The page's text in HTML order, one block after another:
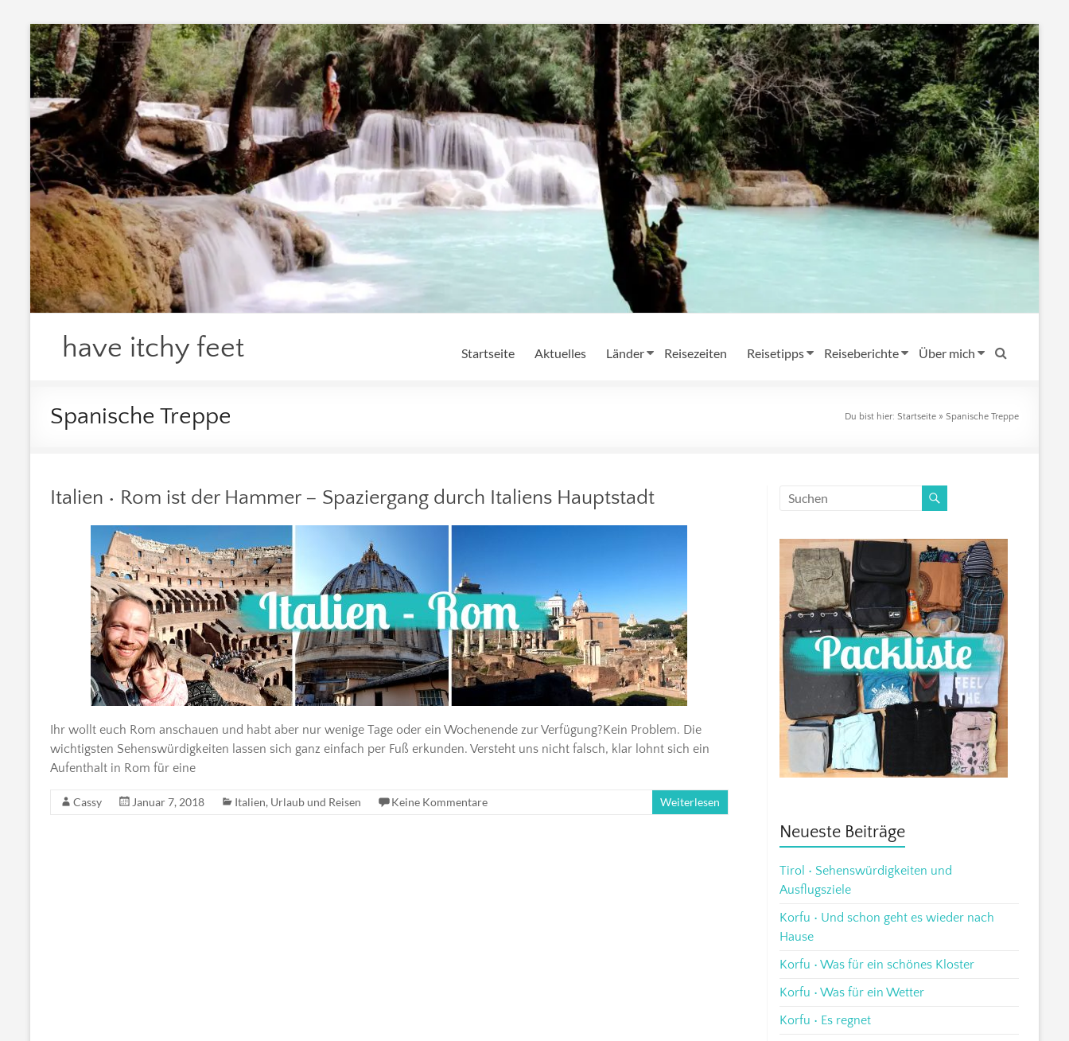
Zum
Inhalt
springen
have itchy feet Startseite Aktuelles Länder Reisezeiten Reisetipps Reiseberichte Über mich
Spanische Treppe Du bist hier: Startseite » Spanische Treppe
Italien • Rom ist der Hammer – Spaziergang durch Italiens Hauptstadt
Ihr wollt euch Rom anschauen und habt aber nur wenige Tage oder ein Wochenende zur Verfügung?Kein Problem. Die
wichtigsten Sehenswürdigkeiten lassen sich ganz einfach per Fuß erkunden. Versteht uns nicht falsch, klar lohnt sich ein
Aufenthalt in Rom für eine
Cassy Januar 7, 2018 Italien, Urlaub und Reisen Keine Kommentare Weiterlesen
Neueste Beiträge
Tirol • Sehenswürdigkeiten und
Ausflugsziele
Korfu • Und schon geht es wieder nach
Hause
Korfu • Was für ein schönes Kloster
Korfu • Was für ein Wetter
Korfu • Es regnet